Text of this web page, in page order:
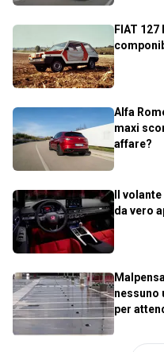
FIAT
Alfa
maxi
affare?
Il
da vero
nessuno
per